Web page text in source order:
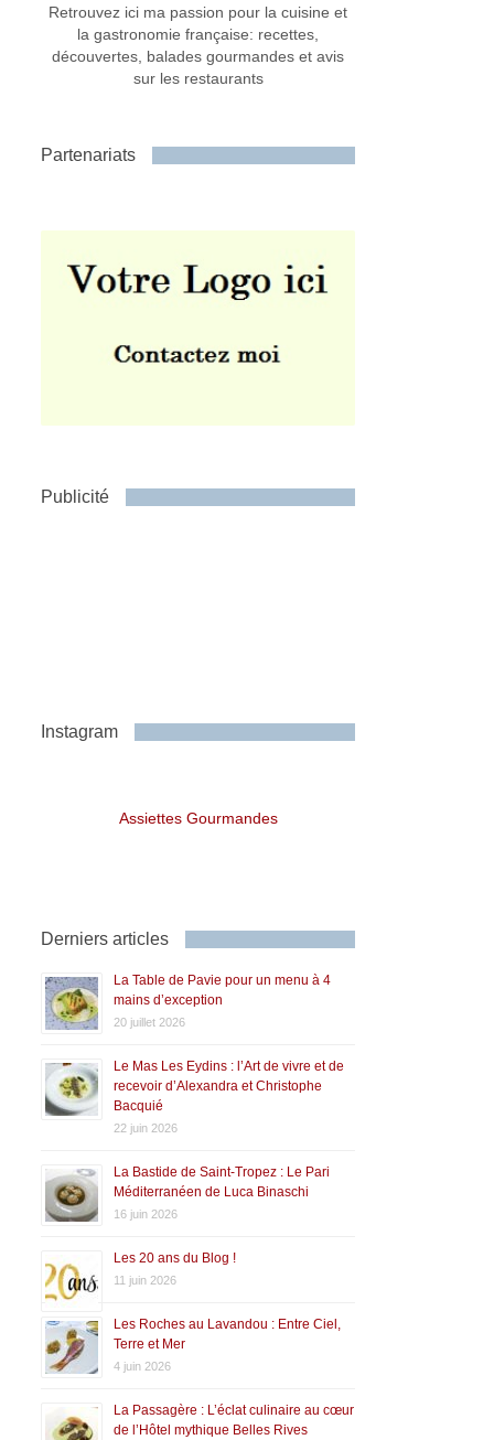
Retrouvez ici ma passion pour la cuisine et
la gastronomie française: recettes,
découvertes, balades gourmandes et avis
sur les restaurants
Partenariats
Publicité
Instagram
Assiettes Gourmandes
Derniers articles
La Table de Pavie pour un menu à 4
mains d’exception
20 juillet 2026
Le Mas Les Eydins : l’Art de vivre et de
recevoir d’Alexandra et Christophe
Bacquié
22 juin 2026
La Bastide de Saint-Tropez : Le Pari
Méditerranéen de Luca Binaschi
16 juin 2026
Les 20 ans du Blog !
11 juin 2026
Les Roches au Lavandou : Entre Ciel,
Terre et Mer
4 juin 2026
La Passagère : L’éclat culinaire au cœur
de l’Hôtel mythique Belles Rives